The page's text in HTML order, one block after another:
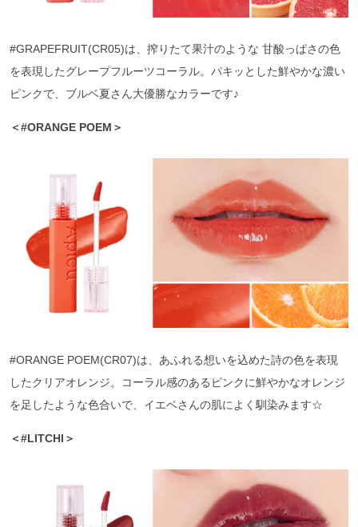
#GRAPEFRUIT(CR05)は、搾りたて果汁のような 甘酸っぱさの色
を表現したグレープフルーツコーラル。パキッとした鮮やかな濃い
ピンクで、ブルベ夏さん大優勝なカラーです♪
＜#ORANGE POEM＞
#ORANGE POEM(CR07)は、あふれる想いを込めた詩の色を表現
したクリアオレンジ。コーラル感のあるピンクに鮮やかなオレンジ
を足したような色合いで、イエベさんの肌によく馴染みます☆
＜#LITCHI＞